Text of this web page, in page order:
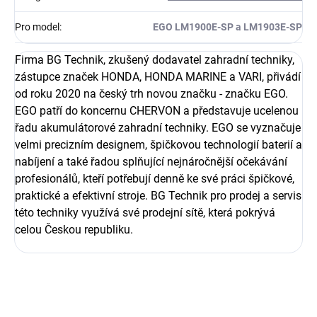
Pro model : EGO LM1900E-SP a LM1903E-SP
Firma BG Technik, zkušený dodavatel zahradní techniky,
zástupce značek HONDA, HONDA MARINE a VARI, přivádí
od roku 2020 na český trh novou značku - značku EGO.
EGO patří do koncernu CHERVON a představuje ucelenou
řadu akumulátorové zahradní techniky. EGO se vyznačuje
velmi precizním designem, špičkovou technologií baterií a
nabíjení a také řadou splňující nejnáročnější očekávání
profesionálů, kteří potřebují denně ke své práci špičkové,
praktické a efektivní stroje. BG Technik pro prodej a servis
této techniky využívá své prodejní sítě, která pokrývá
celou Českou republiku.